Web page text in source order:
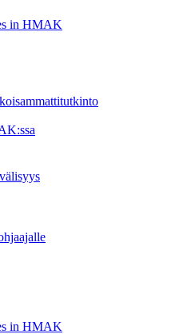
in HMAK
in HMAK